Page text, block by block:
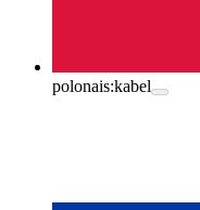
polonais:kabel